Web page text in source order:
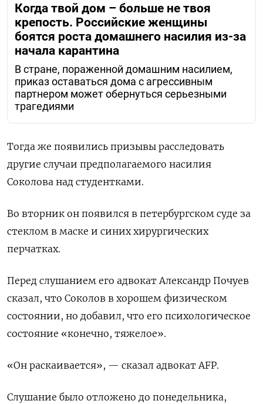
Когда твой дом – больше не твоя
крепость. Российские женщины
боятся роста домашнего насилия из-за
начала карантина
В стране, пораженной домашним насилием,
приказ оставаться дома с агрессивным
партнером может обернуться серьезными
трагедиями
Тогда же появились призывы расследовать
другие случаи предполагаемого насилия
Соколова над студентками.
Во вторник он появился в петербургском суде за
стеклом в ​​маске и синих хирургических
перчатках.
Перед слушанием его адвокат Александр Почуев
сказал, что Соколов в хорошем физическом
состоянии, но добавил, что его психологическое
состояние «конечно, тяжелое».
«Он раскаивается», — сказал адвокат AFP.
Слушание было отложено до понедельника,